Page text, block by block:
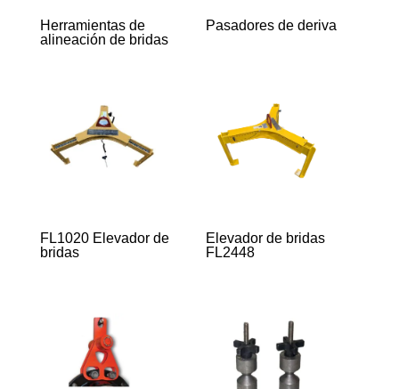
Herramientas de
alineación de bridas
Pasadores de deriva
FL1020 Elevador de
bridas
Elevador de bridas
FL2448